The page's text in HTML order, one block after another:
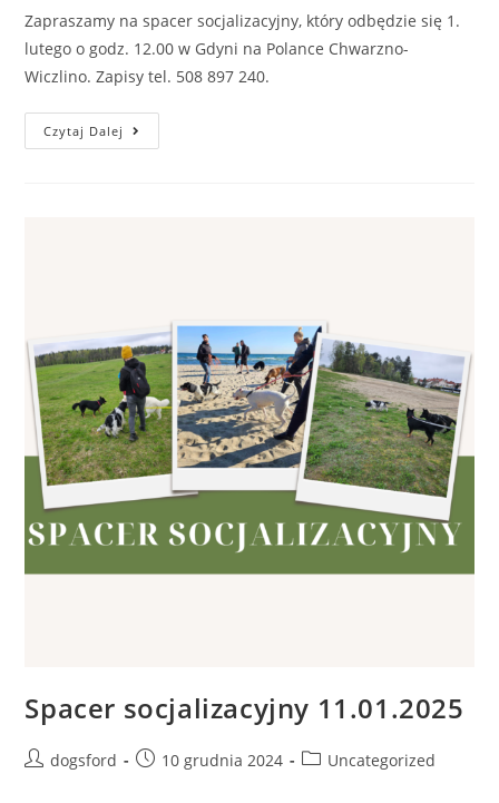
Zapraszamy na spacer socjalizacyjny, który odbędzie się 1.
lutego o godz. 12.00 w Gdyni na Polance Chwarzno-
Wiczlino. Zapisy tel. 508 897 240.
Czytaj Dalej Spacer
Socjalizacyjny
Spacer socjalizacyjny 11.01.2025
Postdogsford
Post10 grudnia 2024
PostUncategorized